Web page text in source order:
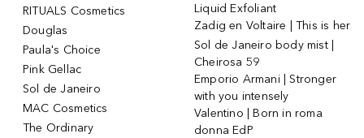
RITUALS Cosmetics
Douglas
Paula's Choice
Pink Gellac
Sol de Janeiro
MAC Cosmetics
The Ordinary
Liquid Exfoliant
Zadig en Voltaire | This is her
Sol de Janeiro body mist |
Cheirosa 59
Emporio Armani | Stronger
with you intensely
Valentino | Born in roma
donna EdP